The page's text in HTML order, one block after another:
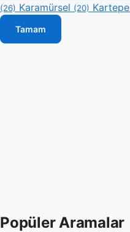
(26) Karamürsel (20) Kartepe
Tamam
Popüler Aramalar